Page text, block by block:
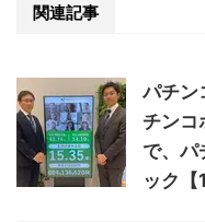
関連記事
パチン
チンコ
で、パ
ック【